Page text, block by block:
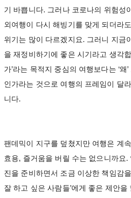
기 바쁩니다. 그러나 코로나의 위험성
외여행이 다시 해빙기를 맞게 되더라
위기는 많이 다르겠지요. 그러니 지금
을 재정비하기에 좋은 시기라고 생각
가’라는 목적지 중심의 여행보다는 ‘왜
인가라는 것으로 여행의 프레임이 달
니다.
팬데믹이 지구를 덮쳤지만 여행은 계
효용, 즐거움을 버릴 수는 없으니까요.
진을 준비하면서 조금 이상한 책임감
잘 하고 싶은 사람들’에게 좋은 제안